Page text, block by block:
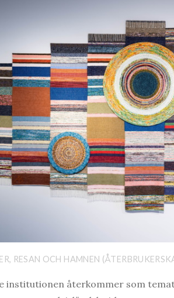
RESAN OCH HAMNEN
institutionen återkommer som